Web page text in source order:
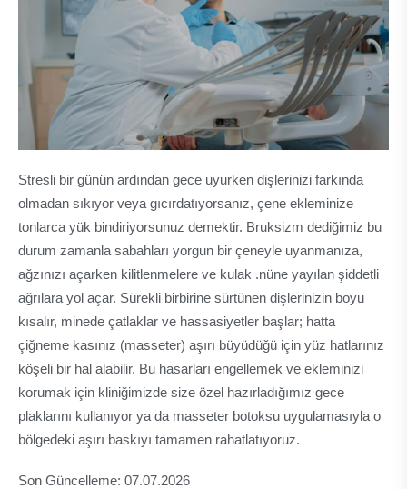
Stresli bir günün ardından gece uyurken dişlerinizi farkında
olmadan sıkıyor veya gıcırdatıyorsanız, çene ekleminize
tonlarca yük bindiriyorsunuz demektir. Bruksizm dediğimiz bu
durum zamanla sabahları yorgun bir çeneyle uyanmanıza,
ağzınızı açarken kilitlenmelere ve kulak .nüne yayılan şiddetli
ağrılara yol açar. Sürekli birbirine sürtünen dişlerinizin boyu
kısalır, minede çatlaklar ve hassasiyetler başlar; hatta
çiğneme kasınız (masseter) aşırı büyüdüğü için yüz hatlarınız
köşeli bir hal alabilir. Bu hasarları engellemek ve ekleminizi
korumak için kliniğimizde size özel hazırladığımız gece
plaklarını kullanıyor ya da masseter botoksu uygulamasıyla o
bölgedeki aşırı baskıyı tamamen rahatlatıyoruz.
Son Güncelleme: 07.07.2026